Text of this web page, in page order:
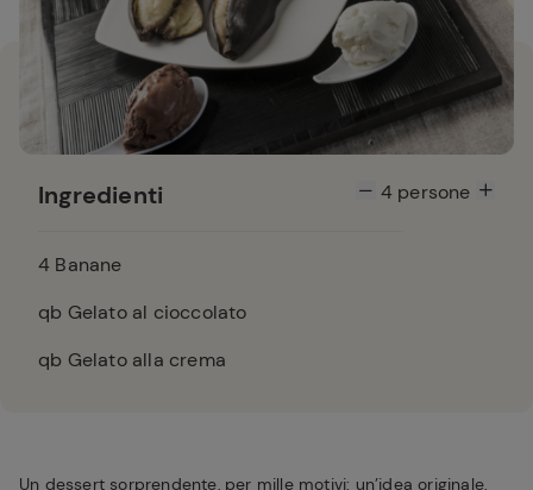
Ingredienti 4persone
4 Banane
qb Gelato al cioccolato
qb Gelato alla crema
Un dessert sorprendente, per mille motivi: un’idea originale,